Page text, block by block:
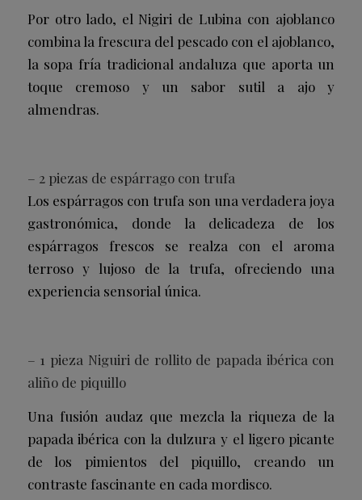
Por otro lado, el Nigiri de Lubina con ajoblanco
combina la frescura del pescado con el ajoblanco,
la sopa fría tradicional andaluza que aporta un
toque cremoso y un sabor sutil a ajo y
almendras.
– 2 piezas de espárrago con trufa
Los espárragos con trufa son una verdadera joya
gastronómica, donde la delicadeza de los
espárragos frescos se realza con el aroma
terroso y lujoso de la trufa, ofreciendo una
experiencia sensorial única.
– 1 pieza Niguiri de rollito de papada ibérica con
aliño de piquillo
Una fusión audaz que mezcla la riqueza de la
papada ibérica con la dulzura y el ligero picante
de los pimientos del piquillo, creando un
contraste fascinante en cada mordisco.